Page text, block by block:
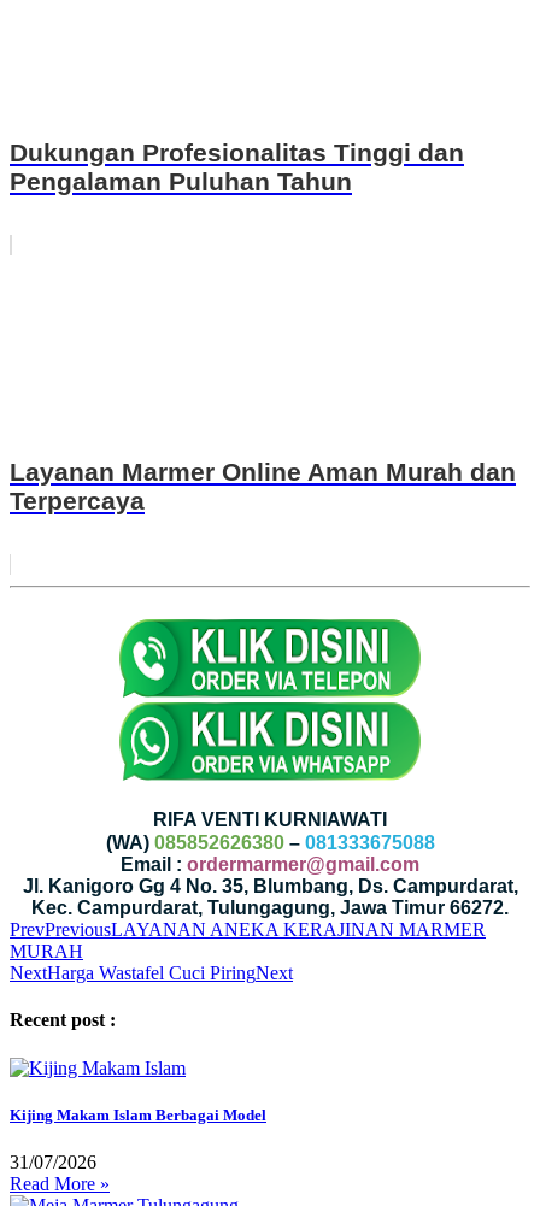
Dukungan Profesionalitas Tinggi dan
Pengalaman Puluhan Tahun
Layanan Marmer Online Aman Murah dan
Terpercaya
RIFA VENTI KURNIAWATI
(WA) 085852626380– 081333675088
Email : ordermarmer@gmail.com
Jl. Kanigoro Gg 4 No. 35, Blumbang, Ds. Campurdarat,
Kec. Campurdarat, Tulungagung, Jawa Timur 66272.
PrevPreviousLAYANAN ANEKA KERAJINAN MARMER
MURAH
NextHarga Wastafel Cuci PiringNext
Recent post :
Kijing Makam Islam Berbagai Model
31/07/2026
Read More »